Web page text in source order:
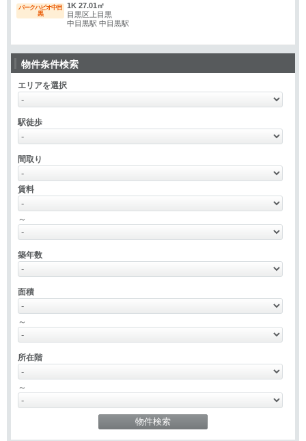
パークハビオ中目
黒
1K 27.01㎡
目黒区上目黒
中目黒駅 中目黒駅
物件条件検索
エリアを選択
駅徒歩
間取り
賃料
～
築年数
面積
～
所在階
～